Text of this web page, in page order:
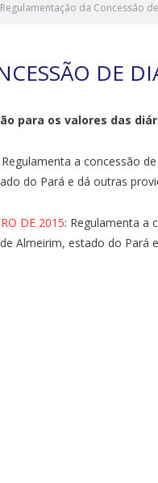
Regulamentação da Concessão
DE
para os valores das
Regulamenta a concessão
do Pará e dá outras
DE 2015: Regulamenta a
Almeirim, estado do Pará